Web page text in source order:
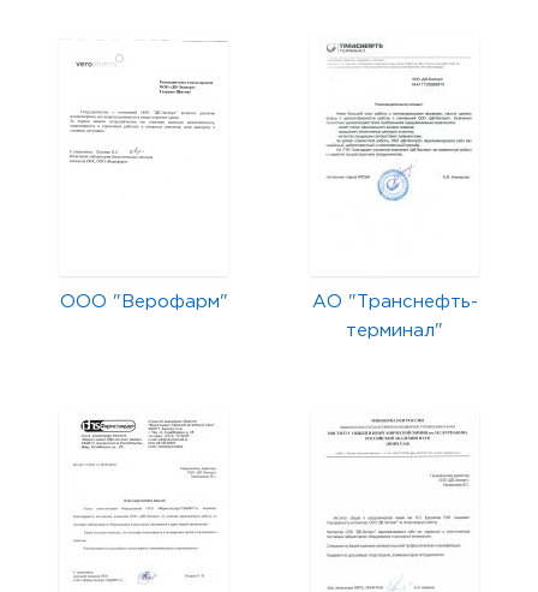
ООО "Верофарм"
АО "Транснефть-
терминал"